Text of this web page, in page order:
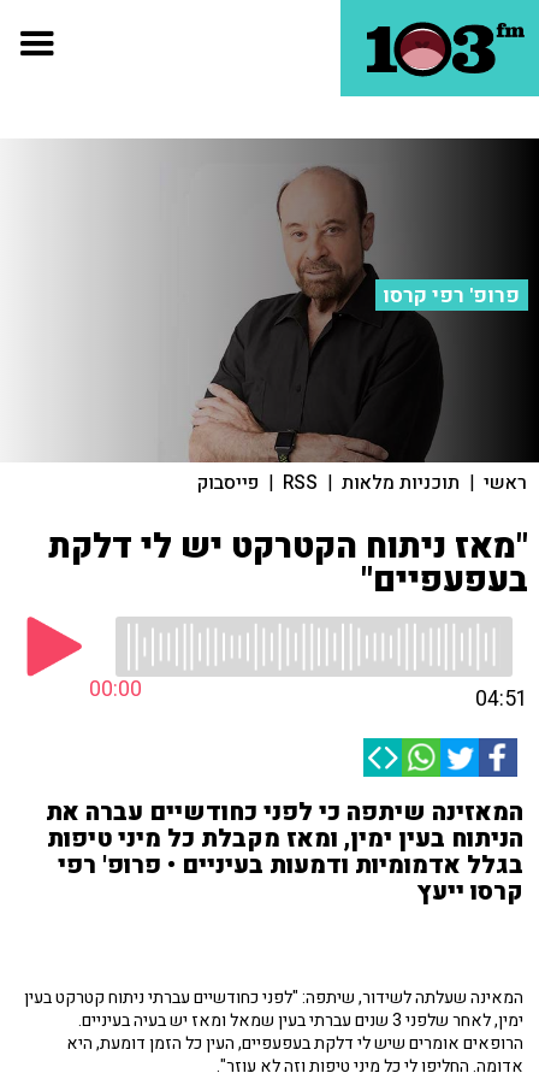
פרופ' רפי קרסו
ראשי | תוכניות מלאות |
RSS
| פייסבוק
"מאז ניתוח הקטרקט יש לי דלקת
בעפעפיים"
00:00 04:51
המאזינה שיתפה כי לפני כחודשיים עברה את
הניתוח בעין ימין, ומאז מקבלת כל מיני טיפות
בגלל אדמומיות ודמעות בעיניים • פרופ' רפי
קרסו ייעץ
המאינה שעלתה לשידור, שיתפה: "לפני כחודשיים עברתי ניתוח קטרקט בעין
ימין, לאחר שלפני 3 שנים עברתי בעין שמאל ומאז יש בעיה בעיניים.
הרופאים אומרים שיש לי דלקת בעפעפיים, העין כל הזמן דומעת, היא
אדומה. החליפו לי כל מיני טיפות וזה לא עוזר".